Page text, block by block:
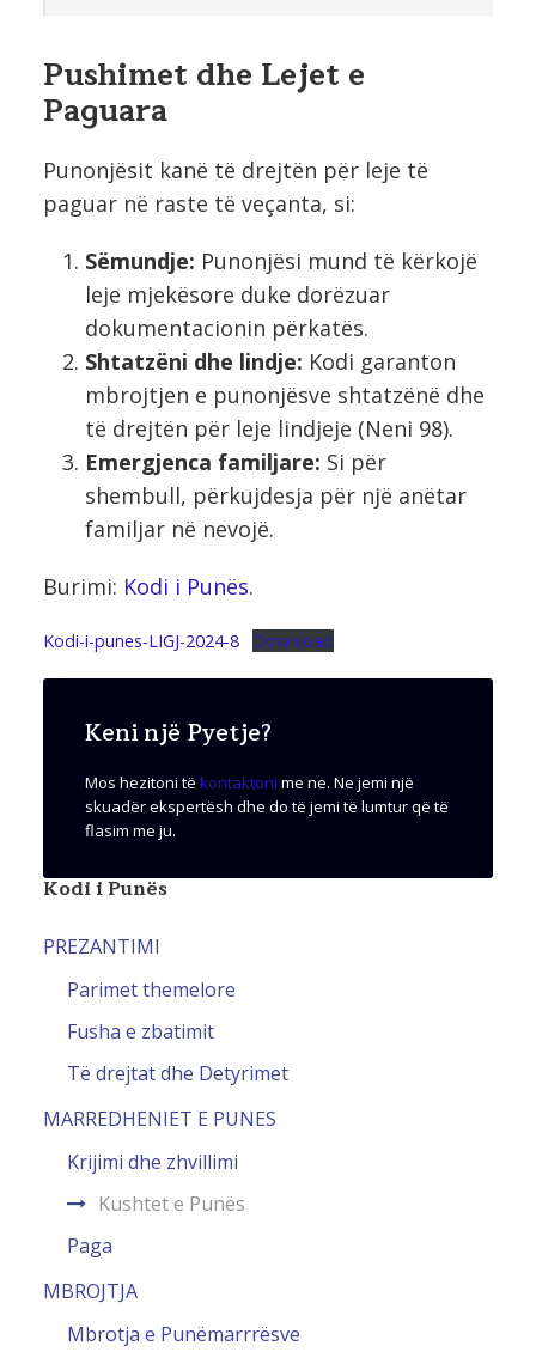
Pushimet dhe Lejet e
Paguara
Punonjësit kanë të drejtën për leje të
paguar në raste të veçanta, si:
Sëmundje: Punonjësi mund të kërkojë
leje mjekësore duke dorëzuar
dokumentacionin përkatës.
Shtatzëni dhe lindje: Kodi garanton
mbrojtjen e punonjësve shtatzënë dhe
të drejtën për leje lindjeje (Neni 98).
Emergjenca familjare: Si për
shembull, përkujdesja për një anëtar
familjar në nevojë.
Burimi: Kodi i Punës.
Kodi-i-punes-LIGJ-2024-8 Download
Keni një Pyetje?
Mos hezitoni të kontaktoni me ne. Ne jemi një
skuadër ekspertësh dhe do të jemi të lumtur që të
flasim me ju.
Kodi i Punës
PREZANTIMI
Parimet themelore
Fusha e zbatimit
Të drejtat dhe Detyrimet
MARREDHENIET E PUNES
Krijimi dhe zhvillimi
Kushtet e Punës
Paga
MBROJTJA
Mbrotja e Punëmarrrësve